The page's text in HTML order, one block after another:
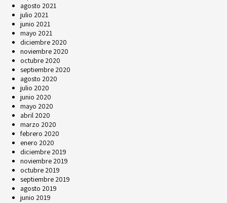
agosto 2021
julio 2021
junio 2021
mayo 2021
diciembre 2020
noviembre 2020
octubre 2020
septiembre 2020
agosto 2020
julio 2020
junio 2020
mayo 2020
abril 2020
marzo 2020
febrero 2020
enero 2020
diciembre 2019
noviembre 2019
octubre 2019
septiembre 2019
agosto 2019
junio 2019